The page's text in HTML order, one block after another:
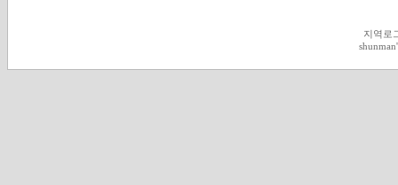
지역로
shunman